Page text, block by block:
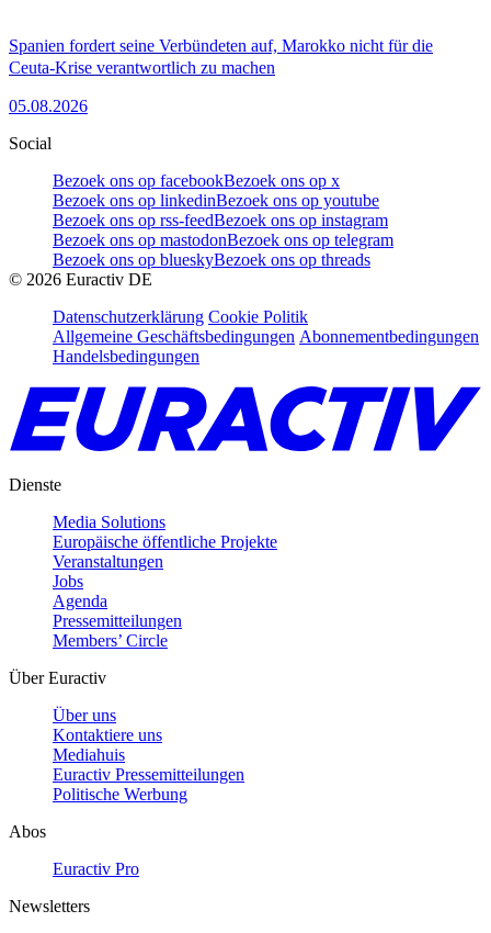
Spanien fordert seine Verbündeten auf, Marokko nicht für die
Ceuta-Krise verantwortlich zu machen
05.08.2026
Social
Bezoek ons op facebookBezoek ons op x
Bezoek ons op linkedinBezoek ons op youtube
Bezoek ons op rss-feedBezoek ons op instagram
Bezoek ons op mastodonBezoek ons op telegram
Bezoek ons op blueskyBezoek ons op threads
© 2026 Euractiv DE
Datenschutzerklärung Cookie Politik
Allgemeine Geschäftsbedingungen Abonnementbedingungen
Handelsbedingungen
Dienste
Media Solutions
Europäische öffentliche Projekte
Veranstaltungen
Jobs
Agenda
Pressemitteilungen
Members’ Circle
Über Euractiv
Über uns
Kontaktiere uns
Mediahuis
Euractiv Pressemitteilungen
Politische Werbung
Abos
Euractiv Pro
Newsletters